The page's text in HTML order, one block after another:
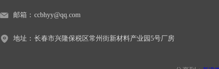
邮箱： ccbhyy@qq.com
地址： 长春市兴隆保税区常州街新材料产业园5号厂房